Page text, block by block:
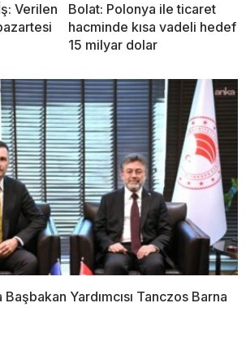
Verilen
Bolat: Polonya ile ticaret
hacminde kısa vadeli hedef
15 milyar dolar
Başbakan Yardımcısı Tanczos Barna